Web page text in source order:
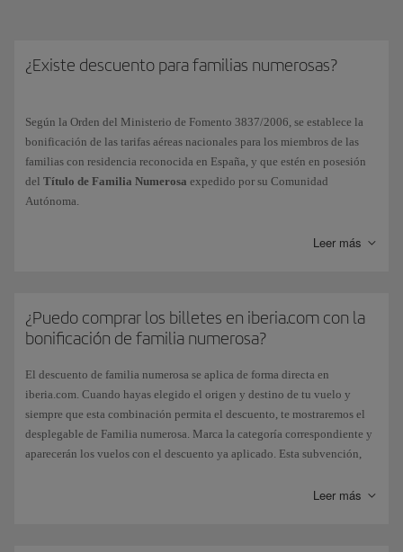
¿Existe descuento para familias numerosas?
Según la Orden del Ministerio de Fomento 3837/2006, se establece la
bonificación de las tarifas aéreas nacionales para los miembros de las
familias con residencia reconocida en España, y que estén en posesión
del Título de Familia Numerosa expedido por su Comunidad
Autónoma.
Familia numerosa General 5 % de
Familia numerosa Especial
La bonificación será aplicable,previa peticióndel beneficiario, en los
. Afectará a todas las tarifas
Leer más
¿Puedo comprar los billetes en iberia.com con la
bonificación de familia numerosa?
El descuento de familia numerosa se aplica de forma directa en
iberia.com. Cuando hayas elegido el origen y destino de tu vuelo y
siempre que esta combinación permita el descuento, te mostraremos el
desplegable de Familia numerosa. Marca la categoría correspondiente y
aparecerán los vuelos con el descuento ya aplicado. Esta subvención,
Leer más